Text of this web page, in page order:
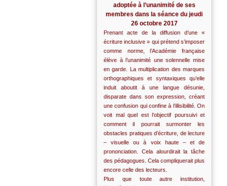
adoptée à l’unanimité de ses
membres dans la séance du jeudi
26 octobre 2017
Prenant acte de la diffusion d’une «
écriture inclusive » qui prétend s’imposer
comme norme, l’Académie française
élève à l’unanimité une solennelle mise
en garde. La multiplication des marques
orthographiques et syntaxiques qu’elle
induit aboutit à une langue désunie,
disparate dans son expression, créant
une confusion qui confine à l’illisibilité. On
voit mal quel est l’objectif poursuivi et
comment il pourrait surmonter les
obstacles pratiques d’écriture, de lecture
– visuelle ou à voix haute – et de
prononciation. Cela alourdirait la tâche
des pédagogues. Cela compliquerait plus
encore celle des lecteurs.
Plus que toute autre institution,